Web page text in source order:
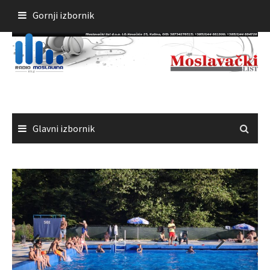
sadržaja
Gornji izbornik
Glavni izbornik
Čestitka gradonačelnika Kutine povodom Dana pobjede i